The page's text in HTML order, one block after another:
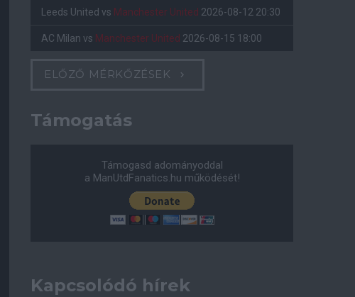
Leeds United vs Manchester United 2026-08-12 20:30
AC Milan vs Manchester United 2026-08-15 18:00
ELŐZŐ MÉRKŐZÉSEK
Támogatás
Támogasd adományoddal
a ManUtdFanatics.hu működését!
Kapcsolódó hírek